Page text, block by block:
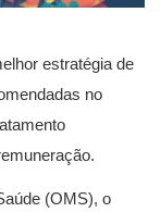
estratégia de
no
(OMS), o